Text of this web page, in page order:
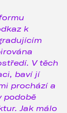
k
V těch
baví jí
prochází a
podobě
Jak málo